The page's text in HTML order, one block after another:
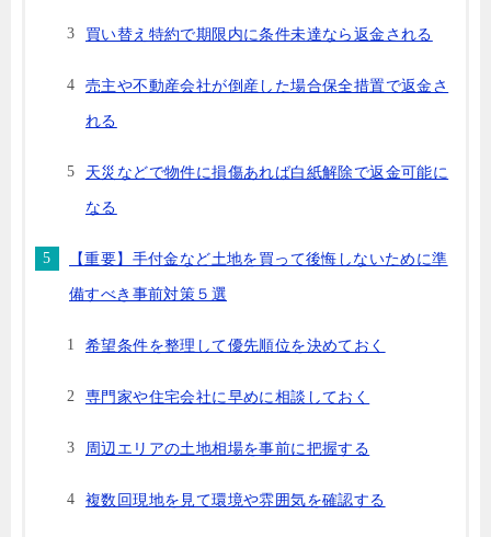
買い替え特約で期限内に条件未達なら返金される
売主や不動産会社が倒産した場合保全措置で返金さ
れる
天災などで物件に損傷あれば白紙解除で返金可能に
なる
【重要】手付金など土地を買って後悔しないために準
備すべき事前対策５選
希望条件を整理して優先順位を決めておく
専門家や住宅会社に早めに相談しておく
周辺エリアの土地相場を事前に把握する
複数回現地を見て環境や雰囲気を確認する